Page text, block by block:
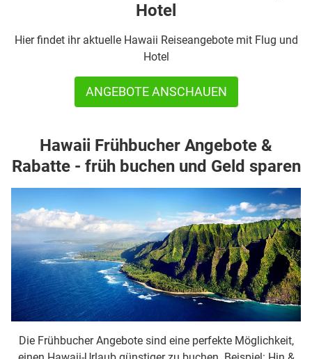
Hotel
Hier findet ihr aktuelle Hawaii Reiseangebote mit Flug und
Hotel
ANGEBOTE ANSCHAUEN
Hawaii Frühbucher Angebote &
Rabatte - früh buchen und Geld sparen
Die Frühbucher Angebote sind eine perfekte Möglichkeit,